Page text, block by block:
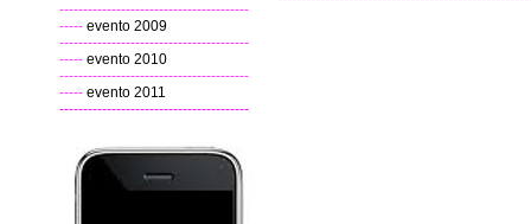
----------------------------------------
----- evento 2009
----------------------------------------
----- evento 2010
----------------------------------------
----- evento 2011
----------------------------------------